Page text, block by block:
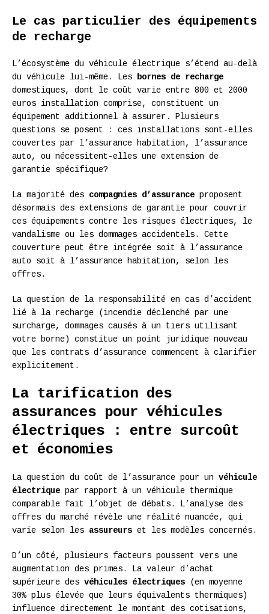
Le cas particulier des équipements
de recharge
L’écosystème du véhicule électrique s’étend au-delà
du véhicule lui-même. Les
bornes de recharge
domestiques, dont le coût varie entre 800 et 2000
euros installation comprise, constituent un
équipement additionnel à assurer. Plusieurs
questions se posent : ces installations sont-elles
couvertes par l’assurance habitation, l’assurance
auto, ou nécessitent-elles une extension de
garantie spécifique?
La majorité des compagnies d’assurance proposent
désormais des extensions de garantie pour couvrir
ces équipements contre les risques électriques, le
vandalisme ou les dommages accidentels. Cette
couverture peut être intégrée soit à l’assurance
auto soit à l’assurance habitation, selon les
offres.
La question de la responsabilité en cas d’accident
lié à la recharge (incendie déclenché par une
surcharge, dommages causés à un tiers utilisant
votre borne) constitue un point juridique nouveau
que les contrats d’assurance commencent à clarifier
explicitement.
La tarification des
assurances pour véhicules
électriques : entre surcoût
et économies
La question du coût de l’assurance pour un véhicule
électrique par rapport à un véhicule thermique
comparable fait l’objet de débats. L’analyse des
offres du marché révèle une réalité nuancée, qui
varie selon les assureurs et les modèles concernés.
D’un côté, plusieurs facteurs poussent vers une
augmentation des primes. La valeur d’achat
supérieure des véhicules électriques (en moyenne
30% plus élevée que leurs équivalents thermiques)
influence directement le montant des cotisations,